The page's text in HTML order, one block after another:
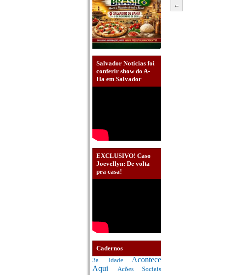
Salvador Notícias foi
conferir show do A-
Ha em Salvador
EXCLUSIVO! Caso
Joevellyn: De volta
pra casa!
Cadernos
3a. Idade Acontece
Aqui Acões Sociais
←